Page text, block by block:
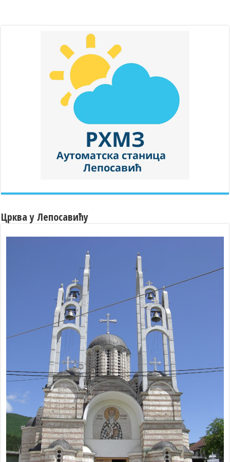
Црква у Лепосавићу